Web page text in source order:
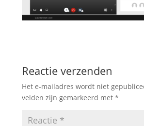
Reactie verzenden
Het e-mailadres wordt niet
velden zijn gemarkeerd met *